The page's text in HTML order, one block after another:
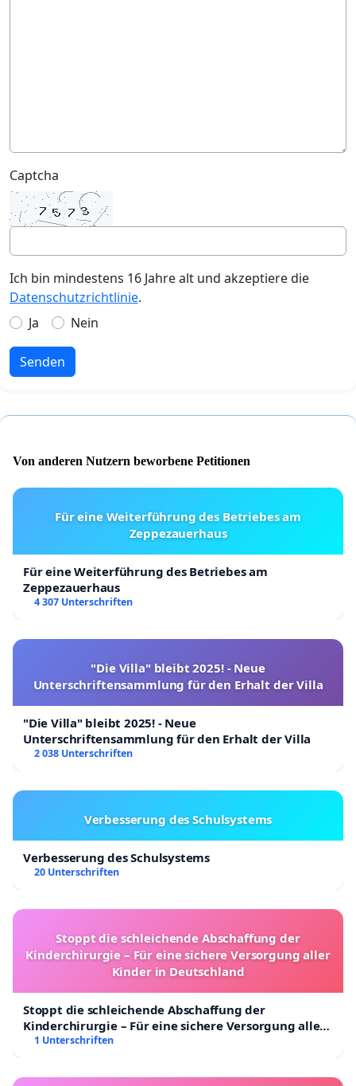
Captcha
Ich bin mindestens 16 Jahre alt und akzeptiere die
Datenschutzrichtlinie.
Ja
Nein
Senden
Von anderen Nutzern beworbene Petitionen
Für eine Weiterführung des Betriebes am
Zeppezauerhaus
Für eine Weiterführung des Betriebes am
Zeppezauerhaus
4 307 Unterschriften
"Die Villa" bleibt 2025! - Neue
Unterschriftensammlung für den Erhalt der Villa
"Die Villa" bleibt 2025! - Neue
Unterschriftensammlung für den Erhalt der Villa
2 038 Unterschriften
Verbesserung des Schulsystems
Verbesserung des Schulsystems
20 Unterschriften
Stoppt die schleichende Abschaffung der
Kinderchirurgie – Für eine sichere Versorgung aller
Kinder in Deutschland
Stoppt die schleichende Abschaffung der
Kinderchirurgie – Für eine sichere Versorgung aller
Kinder in Deutschland
1 Unterschriften